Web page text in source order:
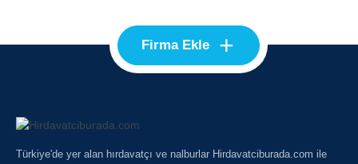
Firma Ekle +
Türkiye'de yer alan hırdavatçı ve nalburlar Hirdavatciburada.com ile